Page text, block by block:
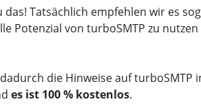
Tatsächlich empfehlen wir es
Potenzial von turboSMTP zu
die Hinweise auf turboSMTP
es ist 100 % kostenlos.